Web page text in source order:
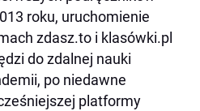
roku, uruchomienie
zdasz.to i klasówki.pl
do zdalnej nauki
po niedawne
platformy